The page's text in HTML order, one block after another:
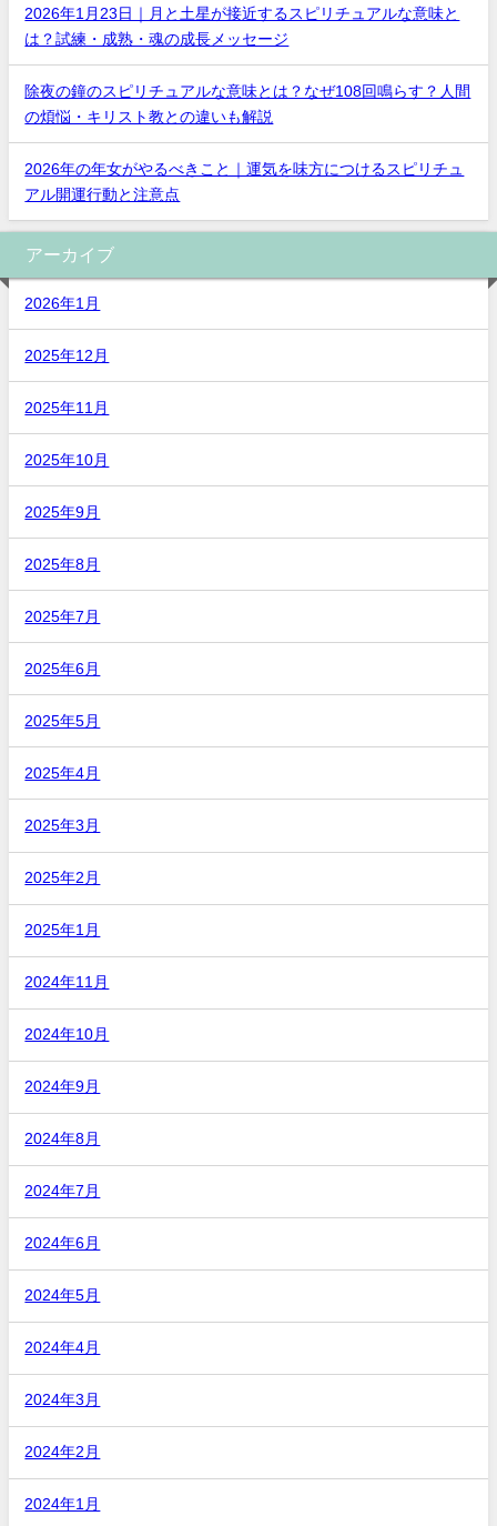
2026年1月23日｜月と土星が接近するスピリチュアルな意味と
は？試練・成熟・魂の成長メッセージ
除夜の鐘のスピリチュアルな意味とは？なぜ108回鳴らす？人間
の煩悩・キリスト教との違いも解説
2026年の年女がやるべきこと｜運気を味方につけるスピリチュ
アル開運行動と注意点
アーカイブ
2026年1月
2025年12月
2025年11月
2025年10月
2025年9月
2025年8月
2025年7月
2025年6月
2025年5月
2025年4月
2025年3月
2025年2月
2025年1月
2024年11月
2024年10月
2024年9月
2024年8月
2024年7月
2024年6月
2024年5月
2024年4月
2024年3月
2024年2月
2024年1月